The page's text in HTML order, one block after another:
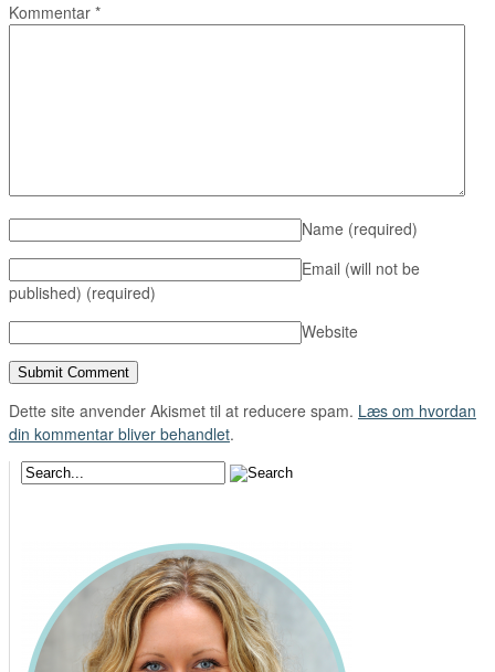
Kommentar *
Name (required)
Email (will not be
published) (required)
Website
Dette site anvender Akismet til at reducere spam. Læs om hvordan
din kommentar bliver behandlet.